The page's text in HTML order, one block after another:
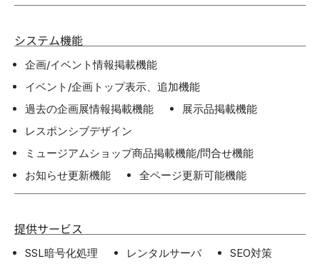
システム機能
企画/イベント情報掲載機能
イベント/企画トップ表示、追加機能
過去の企画展情報掲載機能
展示品掲載機能
レスポンシブデザイン
ミュージアムショップ商品掲載機能/問合せ機能
お知らせ更新機能
全ページ更新可能機能
提供サービス
SSL暗号化処理 レンタルサーバ
SEO対策